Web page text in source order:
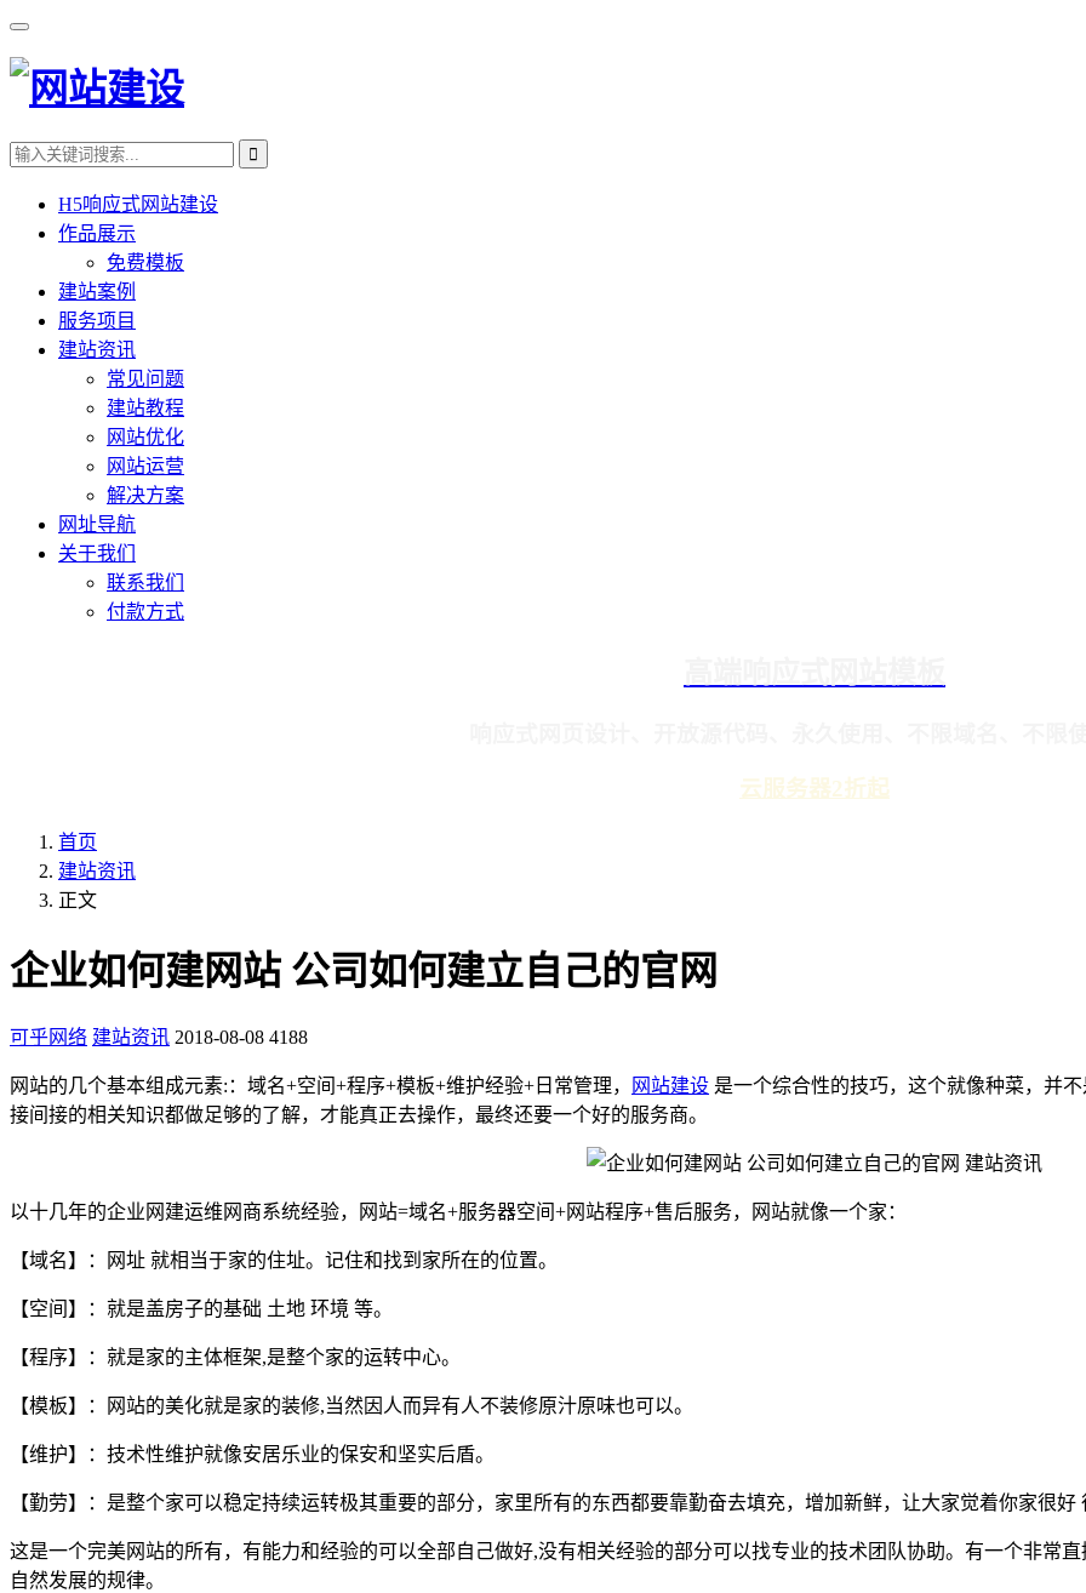
H5响应式网站建设
作品展示
免费模板
建站案例
服务项目
建站资讯
常见问题
建站教程
网站优化
网站运营
解决方案
网址导航
关于我们
联系我们
付款方式
云服务器2折起
首页
建站资讯
正文
企业如何建网站 公司如何建立自己的官网
可乎网络 建站资讯 2018-08-08 4188
网站的几个基本组成元素:：域名+空间+程序+模板+维护经验+日常管理， 网站建设 是一个综合性的技巧，这个就像种菜，并
接间接的相关知识都做足够的了解，才能真正去操作，最终还要一个好的服务商。
以十几年的企业网建运维网商系统经验，网站=域名+服务器空间+网站程序+售后服务，网站就像一个家：
【域名】：网址 就相当于家的住址。记住和找到家所在的位置。
【空间】：就是盖房子的基础 土地 环境 等。
【程序】：就是家的主体框架,是整个家的运转中心。
【模板】：网站的美化就是家的装修,当然因人而异有人不装修原汁原味也可以。
【维护】：技术性维护就像安居乐业的保安和坚实后盾。
【勤劳】：是整个家可以稳定持续运转极其重要的部分，家里所有的东西都要靠勤奋去填充，增加新鲜，让大家觉着你家很好
这是一个完美网站的所有，有能力和经验的可以全部自己做好,没有相关经验的部分可以找专业的技术团队协助。有一个非常
自然发展的规律。